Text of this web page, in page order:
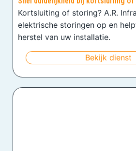
Kortsluiting of storing? A.R.
elektrische storingen op en
herstel van uw installatie.
Bekijk dienst